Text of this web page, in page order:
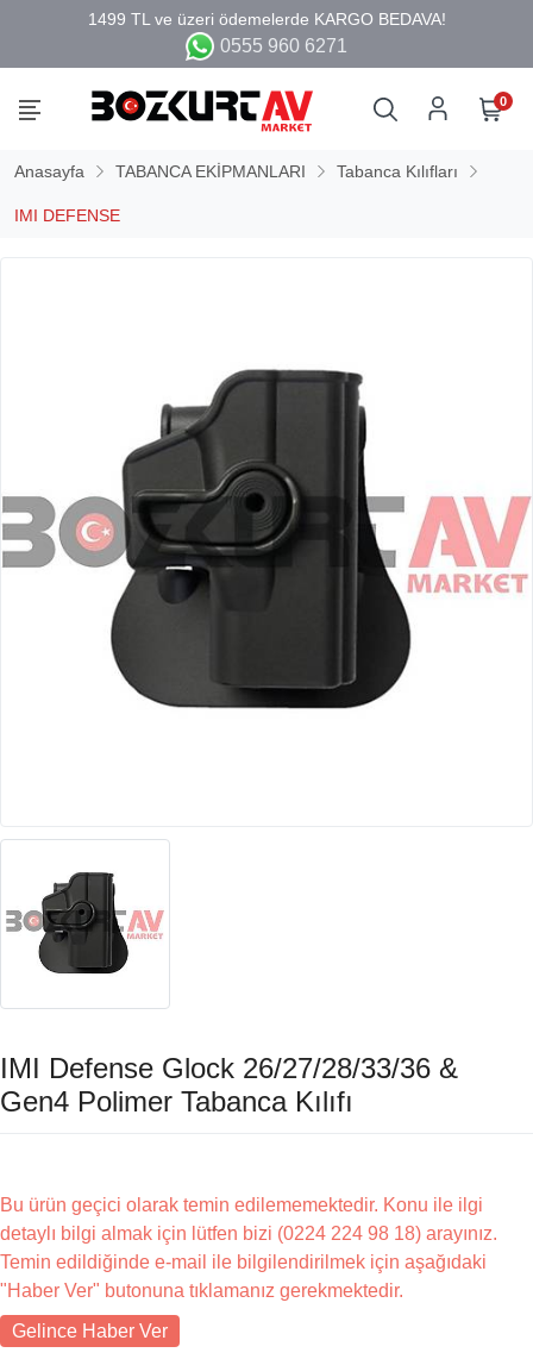
0555 960 6271
0
Anasayfa TABANCA EKİPMANLARI Tabanca Kılıfları
IMI DEFENSE
IMI Defense Glock 26/27/28/33/36 &
Gen4 Polimer Tabanca Kılıfı
Bu ürün geçici olarak temin edilememektedir. Konu ile ilgi
detaylı bilgi almak için lütfen bizi (0224 224 98 18) arayınız.
Temin edildiğinde e-mail ile bilgilendirilmek için aşağıdaki
"Haber Ver" butonuna tıklamanız gerekmektedir.
Gelince Haber Ver